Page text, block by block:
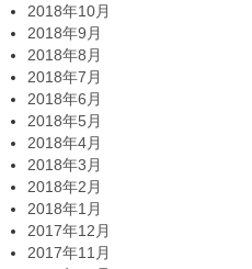
2018年10月
2018年9月
2018年8月
2018年7月
2018年6月
2018年5月
2018年4月
2018年3月
2018年2月
2018年1月
2017年12月
2017年11月